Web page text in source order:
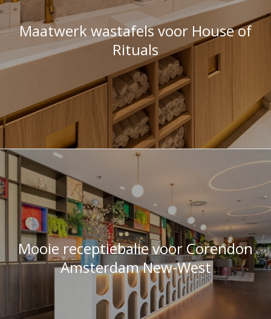
Rituals
Mooie receptiebalie voor Corendon
Amsterdam New-West